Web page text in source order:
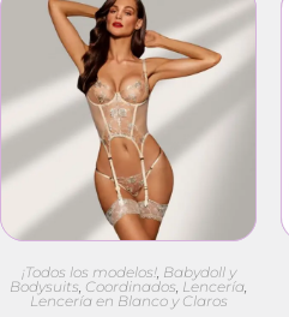
¡Todos los modelos!, Babydoll y
Bodysuits Coordinados Lencería
Lencería en Blanco y Claros